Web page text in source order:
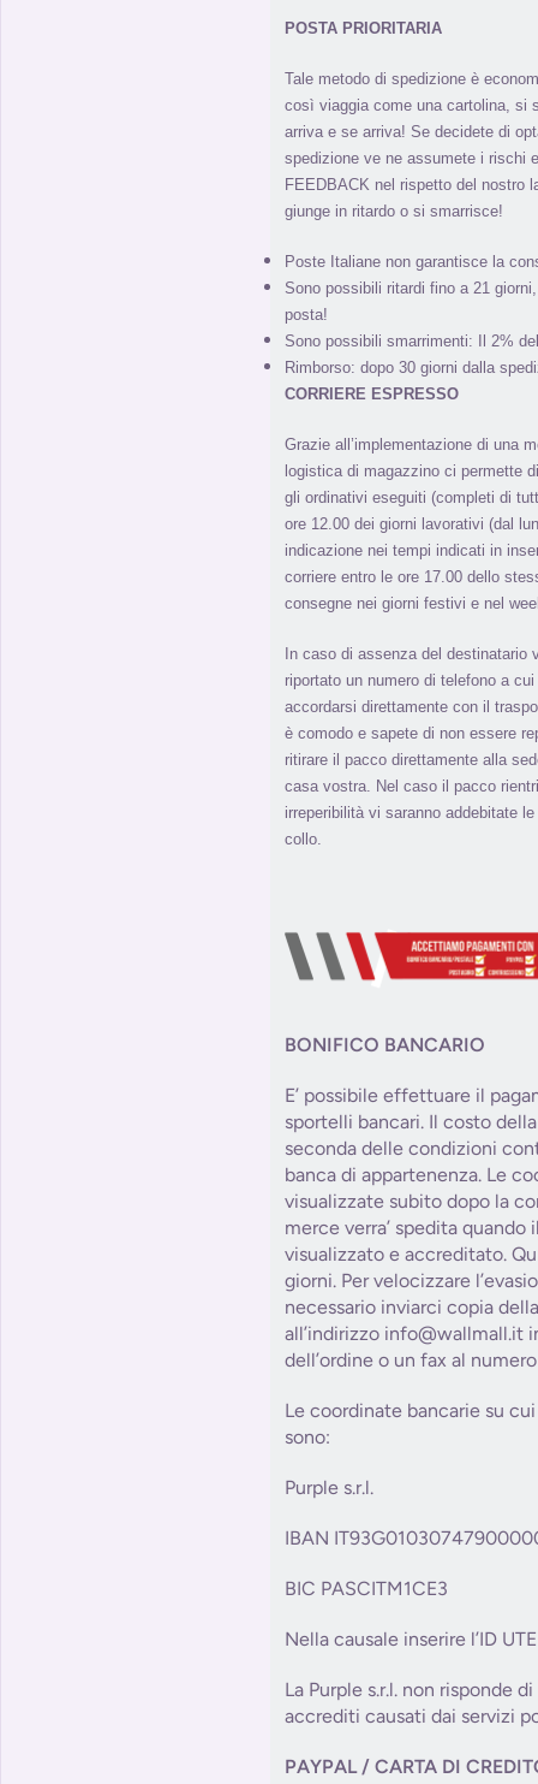
POSTA PRIORITARIA
Tale metodo di spedizione è
così viaggia come una cartolina, si
arriva e se arriva! Se decidete di
spedizione ve ne assumete i rischi
FEEDBACK nel rispetto del nostro
giunge in ritardo o si smarrisce!
Poste Italiane non garantisce la
Sono possibili ritardi fino a 21
posta!
Sono possibili smarrimenti: Il 2%
Rimborso: dopo 30 giorni dalla
CORRIERE ESPRESSO
Grazie all’implementazione di una
logistica di magazzino ci permette
gli ordinativi eseguiti (completi di
ore 12.00 dei giorni lavorativi (dal
indicazione nei tempi indicati in
corriere entro le ore 17.00 dello
consegne nei giorni festivi e nel
In caso di assenza del
riportato un numero di telefono a
accordarsi direttamente con il
è comodo e sapete di non essere
ritirare il pacco direttamente alla
casa vostra. Nel caso il pacco
irreperibilità vi saranno addebitate
collo.
BONIFICO BANCARIO
E’ possibile effettuare il
sportelli bancari. Il costo
seconda delle condizioni
banca di appartenenza. Le
visualizzate subito dopo la
merce verra’ spedita quando
visualizzato e accreditato.
giorni. Per velocizzare
necessario inviarci copia
all’indirizzo info@wallmall.it
dell’ordine o un fax al
Le coordinate bancarie su
sono:
Purple s.r.l.
IBAN
BIC PASCITM1CE3
Nella causale inserire l’ID
La Purple s.r.l. non risponde
accrediti causati dai servizi
PAYPAL / CARTA DI